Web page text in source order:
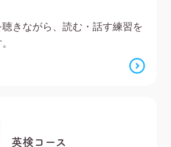
きながら、読む・話す練習を
英検コース